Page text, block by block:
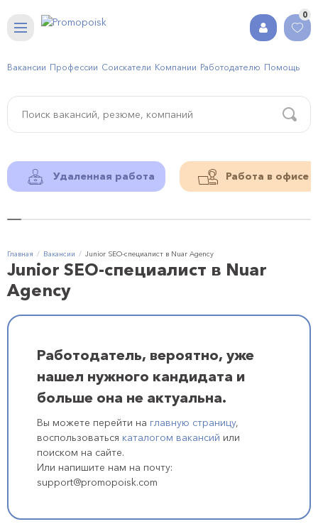
0
Вакансии Профессии Соискатели Компании Работодателю Помощь
Удаленная работа Работа в офисе
Главная Вакансии Junior SEO-специалист в Nuar Agency
Junior SEO-специалист в Nuar
Agency
Работодатель, вероятно, уже
нашел нужного кандидата и
больше она не актуальна.
Вы можете перейти на главную страницу,
воспользоваться каталогом вакансий или
поиском на сайте.
Или напишите нам на почту:
support@promopoisk.com